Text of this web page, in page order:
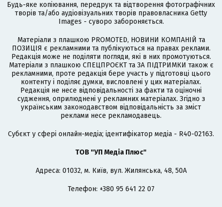
Будь-яке копіювання, передрук та відтворення фотографічних
творів та/або аудіовізуальних творів правовласника Getty
Images - суворо забороняється.
Матеріали з плашкою PROMOTED, НОВИНИ КОМПАНІЙ та
ПОЗИЦІЯ є рекламними та публікуються на правах реклами.
Редакція може не поділяти погляди, які в них промотуються.
Матеріали з плашкою СПЕЦПРОЄКТ та ЗА ПІДТРИМКИ також є
рекламними, проте редакція бере участь у підготовці цього
контенту і поділяє думки, висловлені у цих матеріалах.
Редакція не несе відповідальності за факти та оціночні
судження, оприлюднені у рекламних матеріалах. Згідно з
українським законодавством відповідальність за зміст
реклами несе рекламодавець.
Cубєкт у сфері онлайн-медіа; ідентифікатор медіа - R40-02163.
ТОВ "УП Медіа Плюс"
Адреса: 01032, м. Київ, вул. Жилянська, 48, 50А
Телефон: +380 95 641 22 07